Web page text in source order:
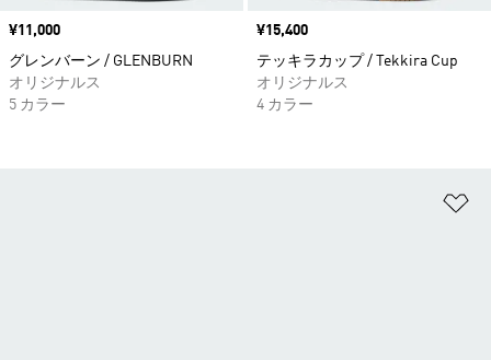
価格
¥11,000
グレンバーン / GLENBURN
オリジナルス
5 カラー
価格
¥15,400
テッキラカップ / Tekkira Cup
オリジナルス
4 カラー